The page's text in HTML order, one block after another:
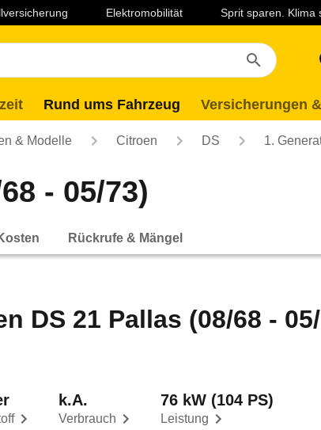
Elektromobilität Sprit sparen. Klima
Rund ums Fahrzeug Versicherungen
& Modelle Citroen DS 1.
- 05/73)
Rückrufe & Mängel
DS 21 Pallas (08/68 -
Verbrauch
k.A.
Leistung
76 kW (104 PS)